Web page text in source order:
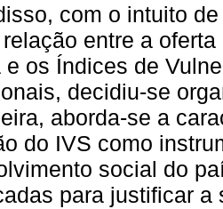
com o intuito
entre a
e os Índices de
decidiu-se
aborda-se a
do IVS como
social do
para justificar a